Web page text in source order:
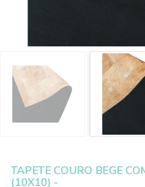
TAPETE COURO BEGE
(10X10) -